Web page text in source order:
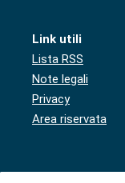
Link utili
Lista RSS
Note legali
Privacy
Area riservata